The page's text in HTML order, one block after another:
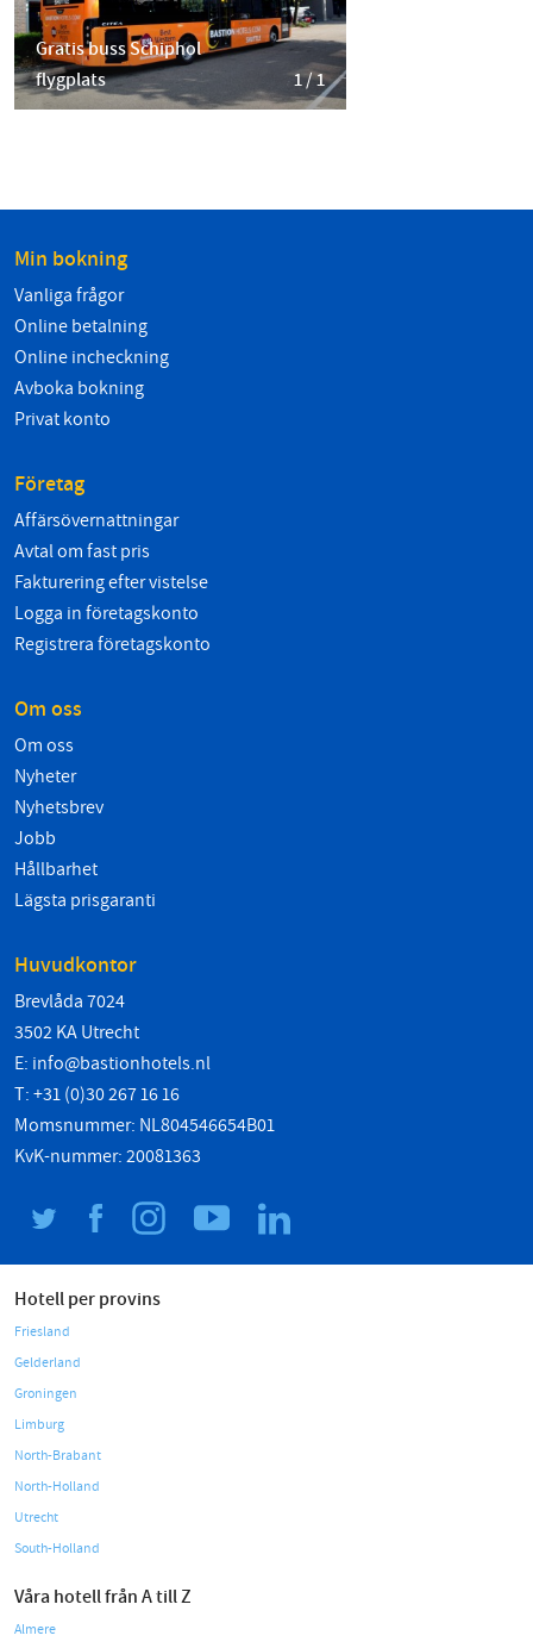
Gratis buss Schiphol
flygplats
1 / 1
Min bokning
Vanliga frågor
Online betalning
Online incheckning
Avboka bokning
Privat konto
Företag
Affärsövernattningar
Avtal om fast pris
Fakturering efter vistelse
Logga in företagskonto
Registrera företagskonto
Om oss
Om oss
Nyheter
Nyhetsbrev
Jobb
Hållbarhet
Lägsta prisgaranti
Huvudkontor
Brevlåda 7024
3502 KA Utrecht
E: info@bastionhotels.nl
T: +31 (0)30 267 16 16
Momsnummer: NL804546654B01
KvK-nummer: 20081363
Hotell per provins
Friesland
Gelderland
Groningen
Limburg
North-Brabant
North-Holland
Utrecht
South-Holland
Våra hotell från A till Z
Almere